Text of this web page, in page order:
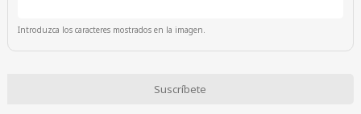
Introduzca los caracteres mostrados en la imagen.